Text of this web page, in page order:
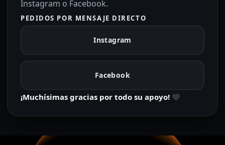
Instagram o Facebook.
PEDIDOS POR MENSAJE DIRECTO
Instagram
Facebook
¡Muchísimas gracias por todo su apoyo!